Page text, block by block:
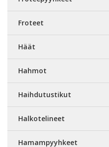
Froteet
Häät
Hahmot
Haihdutustikut
Halkotelineet
Hamampyyhkeet